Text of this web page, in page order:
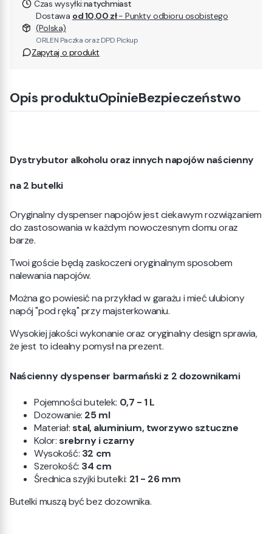
Czas wysyłki:natychmiast
Dostawa od 10,00 zł- Punkty odbioru osobistego
(Polska)
ORLEN Paczka oraz DPD Pickup
Zapytaj o produkt
Opis produktuOpinieBezpieczeństwo
Dystrybutor alkoholu oraz innych napojów naścienny
na 2 butelki
Oryginalny dyspenser napojów jest ciekawym rozwiązaniem
do zastosowania w każdym nowoczesnym domu oraz
barze.
Twoi goście będą zaskoczeni oryginalnym sposobem
nalewania napojów.
Można go powiesić na przykład w garażu i mieć ulubiony
napój "pod ręką" przy majsterkowaniu.
Wysokiej jakości wykonanie oraz oryginalny design sprawia,
że jest to idealny pomysł na prezent.
Naścienny dyspenser barmański z 2 dozownikami
Pojemności butelek: 0,7 - 1 L
Dozowanie: 25 ml
Materiał:stal, aluminium, tworzywo sztuczne
Kolor:srebrny i czarny
Wysokość: 32 cm
Szerokość: 34 cm
Średnica szyjki butelki: 21 - 26 mm
Butelki muszą być bez dozownika.